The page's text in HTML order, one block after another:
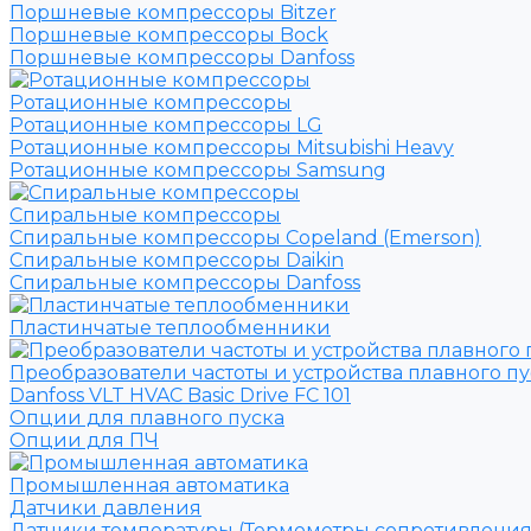
Поршневые компрессоры Bitzer
Поршневые компрессоры Bock
Поршневые компрессоры Danfoss
Ротационные компрессоры
Ротационные компрессоры LG
Ротационные компрессоры Mitsubishi Heavy
Ротационные компрессоры Samsung
Спиральные компрессоры
Спиральные компрессоры Copeland (Emerson)
Спиральные компрессоры Daikin
Спиральные компрессоры Danfoss
Пластинчатые теплообменники
Преобразователи частоты и устройства плавного
Danfoss VLT HVAC Basic Drive FC 101
Опции для плавного пуска
Опции для ПЧ
Промышленная автоматика
Датчики давления